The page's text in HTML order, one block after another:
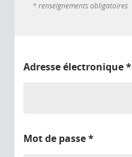
* renseignements obligatoires
Adresse électronique*
Mot de passe*